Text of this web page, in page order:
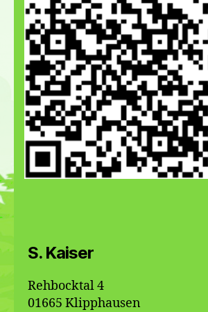
S. Kaiser
Rehbocktal 4
01665 Klipphausen